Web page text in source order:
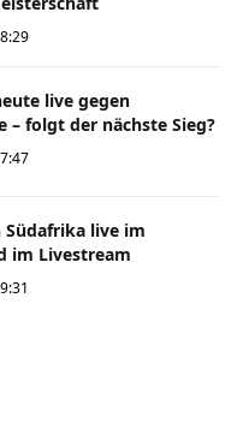
live gegen
– folgt der nächste Sieg?
Südafrika live im
im Livestream